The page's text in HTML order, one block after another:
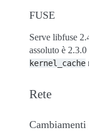
FUSE
Serve libfuse
assoluto è
kernel_cache
Rete
Cambiamenti